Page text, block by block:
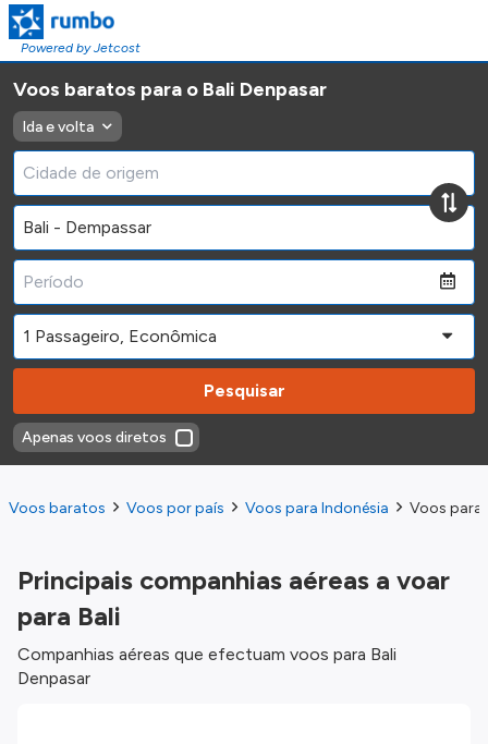
Powered by Jetcost
Voos baratos para o Bali Denpasar
Ida e volta
Pesquisar
Apenas voos diretos
Voos baratos Voos por país Voos para Indonésia Voos para
Principais companhias aéreas a voar
para Bali
Companhias aéreas que efectuam voos para Bali
Denpasar